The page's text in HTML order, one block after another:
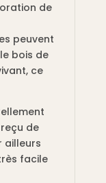
de
peuvent
bois de
ce
de
ailleurs
facile